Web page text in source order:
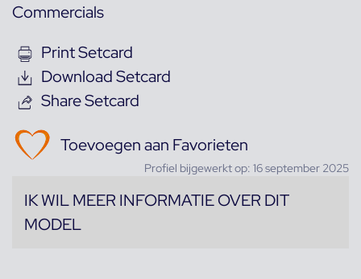
Commercials
Print Setcard
Download Setcard
Share Setcard
Toevoegen aan Favorieten
Profiel bijgewerkt op: 16 september 2025
IK WIL MEER INFORMATIE OVER DIT
MODEL